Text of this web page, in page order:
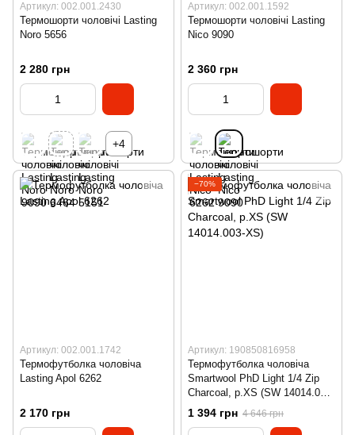
Артикул: 002.001.2430
Термошорти чоловічі Lasting
Noro 5656
2 280 грн
+4
Артикул: 002.001.1592
Термошорти чоловічі Lasting
Nico 9090
2 360 грн
Артикул: 002.001.1742
Термофутболка чоловіча
Lasting Apol 6262
2 170 грн
−70%
Артикул: 190850816958
Термофутболка чоловіча
Smartwool PhD Light 1/4 Zip
Charcoal, р.XS (SW 14014.003-
XS)
1 394 грн 4 646 грн